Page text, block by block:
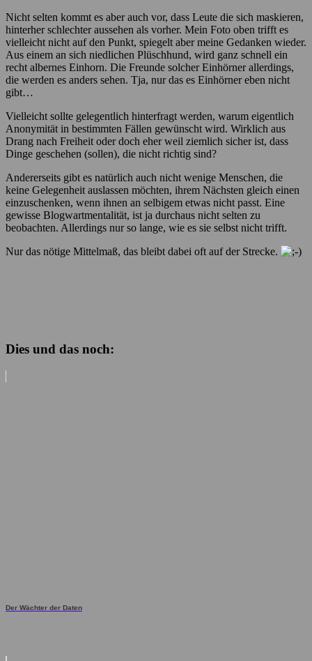
Nicht selten kommt es aber auch vor, dass Leute die sich maskieren,
hinterher schlechter aussehen als vorher. Mein Foto oben trifft es
vielleicht nicht auf den Punkt, spiegelt aber meine Gedanken wieder.
Aus einem an sich niedlichen Plüschhund, wird ganz schnell ein
recht albernes Einhorn. Die Freunde solcher Einhörner allerdings,
die werden es anders sehen. Tja, nur das es Einhörner eben nicht
gibt…
Vielleicht sollte gelegentlich hinterfragt werden, warum eigentlich
Anonymität in bestimmten Fällen gewünscht wird. Wirklich aus
Drang nach Freiheit oder doch eher weil ziemlich sicher ist, dass
Dinge geschehen (sollen), die nicht richtig sind?
Andererseits gibt es natürlich auch nicht wenige Menschen, die
keine Gelegenheit auslassen möchten, ihrem Nächsten gleich einen
einzuschenken, wenn ihnen an selbigem etwas nicht passt. Eine
gewisse Blogwartmentalität, ist ja durchaus nicht selten zu
beobachten. Allerdings nur so lange, wie es sie selbst nicht trifft.
Nur das nötige Mittelmaß, das bleibt dabei oft auf der Strecke.
Dies und das noch:
Der Wächter der Daten